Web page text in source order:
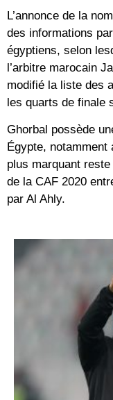
L’annonce de la
des informations
égyptiens, selon
l’arbitre marocain
modifié la liste des
les quarts de finale
Ghorbal possède
Égypte,
plus marquant
de la CAF 2020
par Al Ahly.